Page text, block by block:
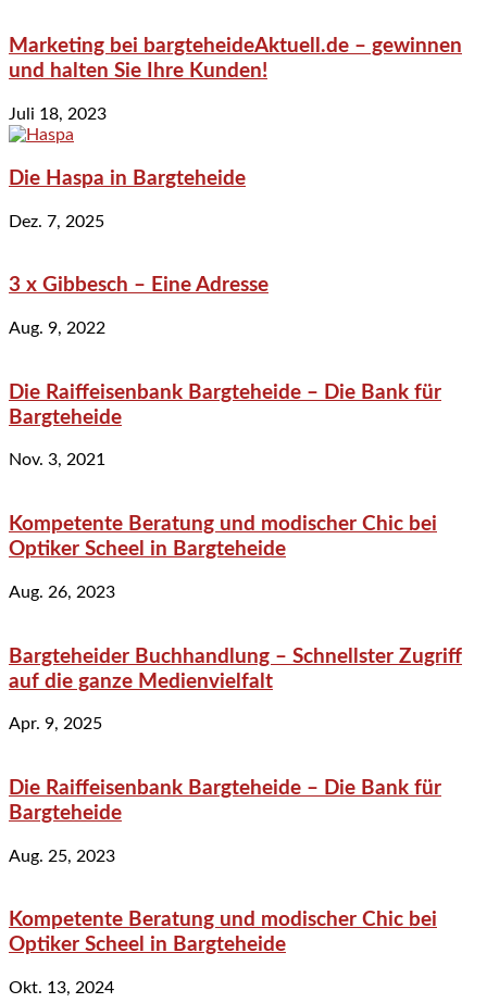
Marketing bei bargteheideAktuell.de – gewinnen
und halten Sie Ihre Kunden!
Juli 18, 2023
Die Haspa in Bargteheide
Dez. 7, 2025
3 x Gibbesch – Eine Adresse
Aug. 9, 2022
Die Raiffeisenbank Bargteheide – Die Bank für
Bargteheide
Nov. 3, 2021
Kompetente Beratung und modischer Chic bei
Optiker Scheel in Bargteheide
Aug. 26, 2023
Bargteheider Buchhandlung – Schnellster Zugriff
auf die ganze Medienvielfalt
Apr. 9, 2025
Die Raiffeisenbank Bargteheide – Die Bank für
Bargteheide
Aug. 25, 2023
Kompetente Beratung und modischer Chic bei
Optiker Scheel in Bargteheide
Okt. 13, 2024